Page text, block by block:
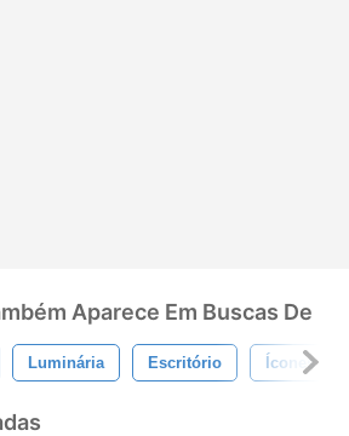
Aparece Em Buscas De
Luminária Escritório Ícones De